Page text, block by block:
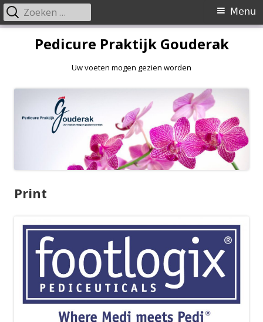
Pedicure Praktijk Gouderak
Uw voeten mogen gezien worden
Primair
menu
Menu
Zoeken
naar:
Print